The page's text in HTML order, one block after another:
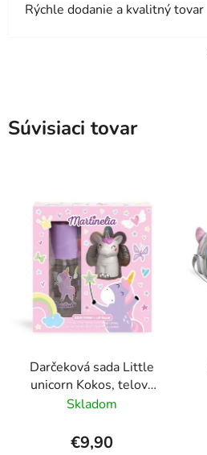
Rýchle dodanie a kvalitný tovar
Súvisiaci tovar
Darčeková sada Little
unicorn Kokos, telový
sprej + balzam na pery
Skladom
€9,90